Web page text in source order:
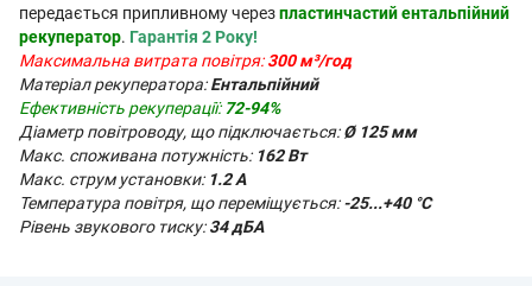
передається припливному черезпластинчастий ентальпійний
рекуператор. Гарантія 2 Року!
Максимальна витрата повітря:300 м³/год
Матеріал рекуператора:Ентальпійний
Ефективність рекуперації: 72-94%
Діаметр повітроводу, що підключається:Ø 125 мм
Макс. споживана потужність: 162 Вт
Макс. струм установки: 1.2 А
Температура повітря, що переміщується:-25...+40 °С
Рівень звукового тиску:34 дБА